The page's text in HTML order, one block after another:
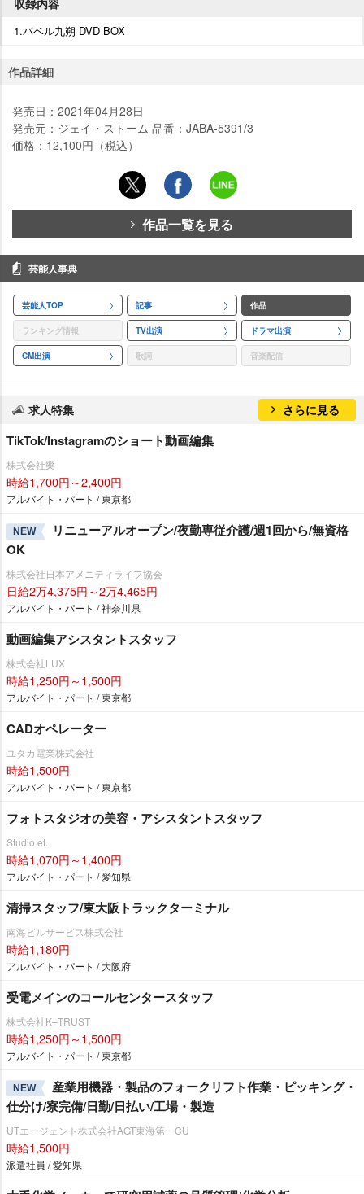
収録内容
1.バベル九朔 DVD BOX
作品詳細
発売日：2021年04月28日
発売元：ジェイ・ストーム 品番：JABA-5391/3
価格：12,100円（税込）
作品一覧を見る
芸能人事典
芸能人TOP 記事 作品
ランキング情報 TV出演 ドラマ出演
CM出演 歌詞 音楽配信
求人特集 さらに見る
TikTok/Instagramのショート動画編集
株式会社樂
時給1,700円～2,400円
アルバイト・パート / 東京都
NEW
リニューアルオープン/夜勤専従介護/週1回から/無資格
OK
株式会社日本アメニティライフ協会
日給2万4,375円～2万4,465円
アルバイト・パート / 神奈川県
動画編集アシスタントスタッフ
株式会社LUX
時給1,250円～1,500円
アルバイト・パート / 東京都
CADオペレーター
ユタカ電業株式会社
時給1,500円
アルバイト・パート / 東京都
フォトスタジオの美容・アシスタントスタッフ
Studio et.
時給1,070円～1,400円
アルバイト・パート / 愛知県
清掃スタッフ/東大阪トラックターミナル
南海ビルサービス株式会社
時給1,180円
アルバイト・パート / 大阪府
受電メインのコールセンタースタッフ
株式会社K–TRUST
時給1,250円～1,500円
アルバイト・パート / 東京都
NEW
産業用機器・製品のフォークリフト作業・ピッキング・
仕分け/寮完備/日勤/日払い/工場・製造
UTエージェント株式会社AGT東海第一CU
時給1,500円
派遣社員 / 愛知県